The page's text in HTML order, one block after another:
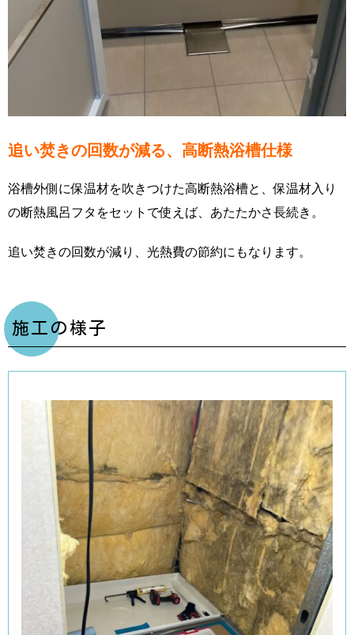
追い焚きの回数が減る、高断熱浴槽仕様
浴槽外側に保温材を吹きつけた高断熱浴槽と、保温材入り
の断熱風呂フタをセットで使えば、あたたかさ長続き。
追い焚きの回数が減り、光熱費の節約にもなります。
施工の様子